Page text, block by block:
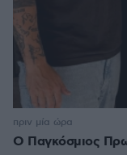
Ο Παγκόσμιος
πριν μία ώρα